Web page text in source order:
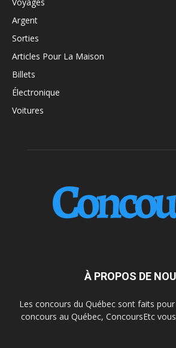
Voyages
Argent
Sorties
Articles Pour La Maison
Billets
Électronique
Voitures
À PROPOS DE
Les concours du Québec sont faits
concours au Québec, ConcoursEtc